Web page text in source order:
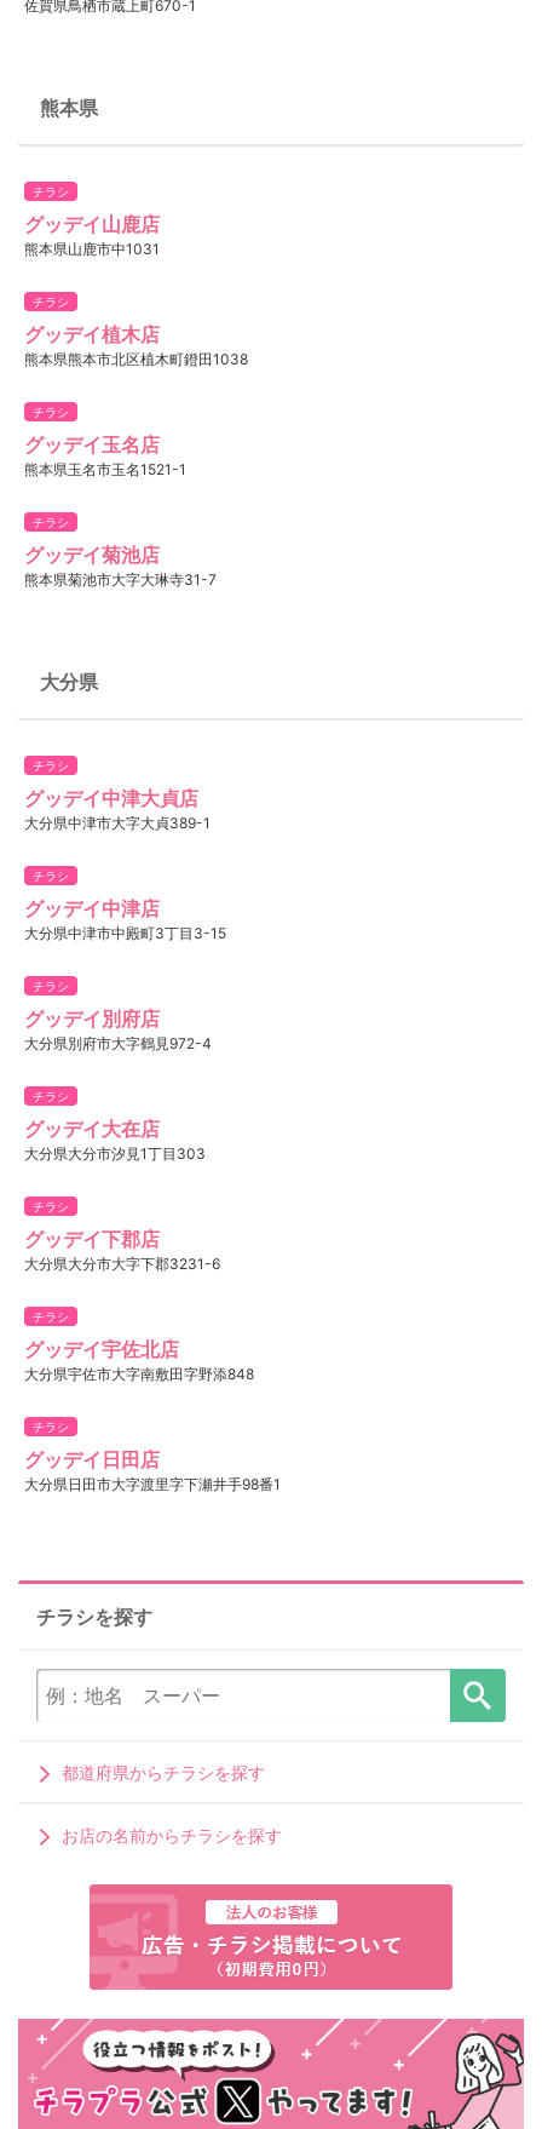
佐賀県鳥栖市蔵上町670-1
熊本県
チラシ
グッデイ山鹿店
熊本県山鹿市中1031
チラシ
グッデイ植木店
熊本県熊本市北区植木町鐙田1038
チラシ
グッデイ玉名店
熊本県玉名市玉名1521-1
チラシ
グッデイ菊池店
熊本県菊池市大字大琳寺31-7
大分県
チラシ
グッデイ中津大貞店
大分県中津市大字大貞389-1
チラシ
グッデイ中津店
大分県中津市中殿町3丁目3-15
チラシ
グッデイ別府店
大分県別府市大字鶴見972-4
チラシ
グッデイ大在店
大分県大分市汐見1丁目303
チラシ
グッデイ下郡店
大分県大分市大字下郡3231-6
チラシ
グッデイ宇佐北店
大分県宇佐市大字南敷田字野添848
チラシ
グッデイ日田店
大分県日田市大字渡里字下瀬井手98番1
チラシを探す
都道府県からチラシを探す
お店の名前からチラシを探す